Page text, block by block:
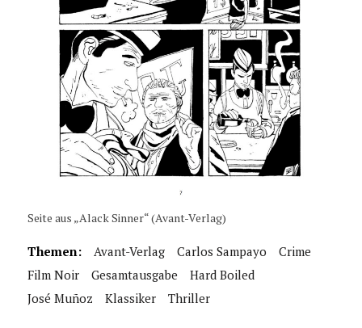
Seite aus „Alack Sinner“ (Avant-Verlag)
Themen: Avant-Verlag Carlos Sampayo
Crime
Film Noir
Gesamtausgabe
Hard Boiled
José Muñoz
Klassiker Thriller